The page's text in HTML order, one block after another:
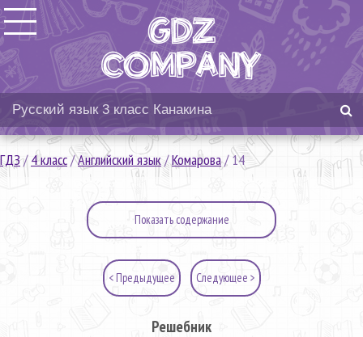
ГДЗ/4 класс/Английский язык/Комарова/14
Показать содержание
< Предыдущее Следующее >
Решебник